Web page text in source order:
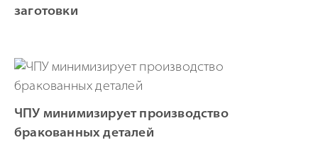
заготовки
ЧПУ минимизирует производство
бракованных деталей